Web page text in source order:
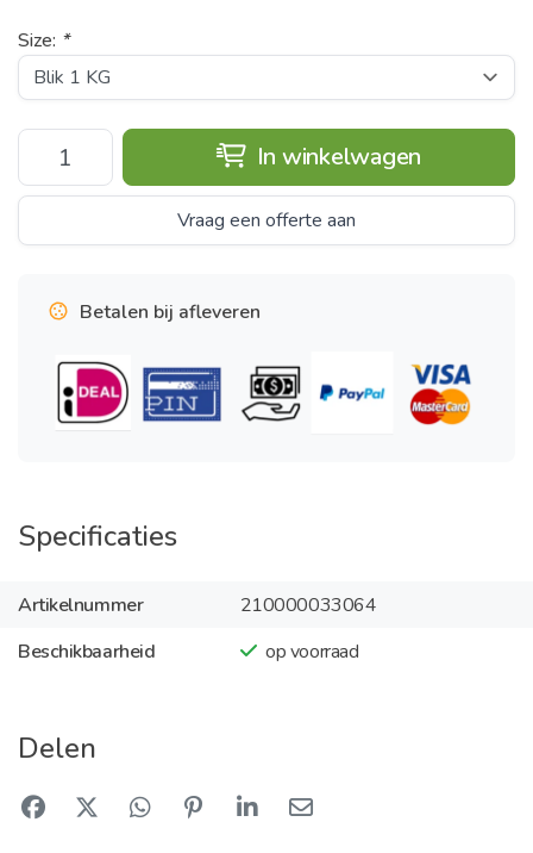
Size: *
In winkelwagen
Vraag een offerte aan
Betalen bij afleveren
Specificaties
Artikelnummer
210000033064
Beschikbaarheid
op voorraad
Delen